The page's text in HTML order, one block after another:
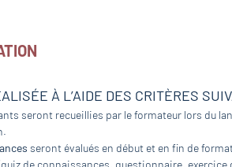
À L’AIDE DES CRITÈRES
seront recueillies par le formateur lors du
seront évalués en début et en fin de
de connaissances, questionnaire,